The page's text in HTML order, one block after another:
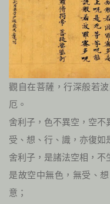
觀自在菩薩，行深般若
厄。
舍利子，色不異空，空不
受、想、行、識，亦復如
舍利子，是諸法空相，不
是故空中無色，無受、
意；